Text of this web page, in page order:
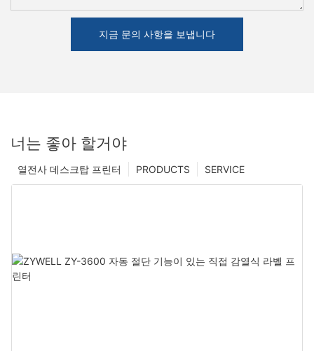
지금 문의 사항을 보냅니다
너는 좋아 할거야
SERVICE
PRODUCTS
열전사 데스크탑 프린터